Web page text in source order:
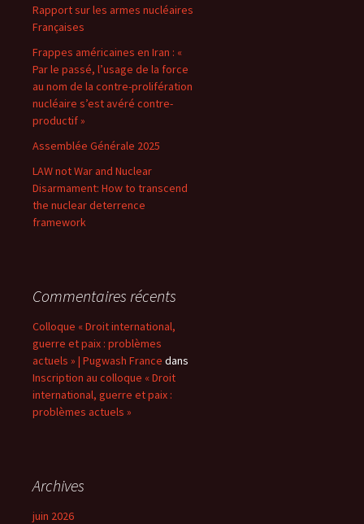
Rapport sur les armes nucléaires
Françaises
Frappes américaines en Iran : «
Par le passé, l’usage de la force
au nom de la contre-prolifération
nucléaire s’est avéré contre-
productif »
Assemblée Générale 2025
LAW not War and Nuclear
Disarmament: How to transcend
the nuclear deterrence
framework
Commentaires récents
Colloque « Droit international,
guerre et paix : problèmes
actuels » | Pugwash France dans
Inscription au colloque « Droit
international, guerre et paix :
problèmes actuels »
Archives
juin 2026